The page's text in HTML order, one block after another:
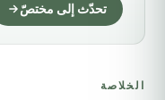
تحدّث إلى مختصّ
الخلاصة